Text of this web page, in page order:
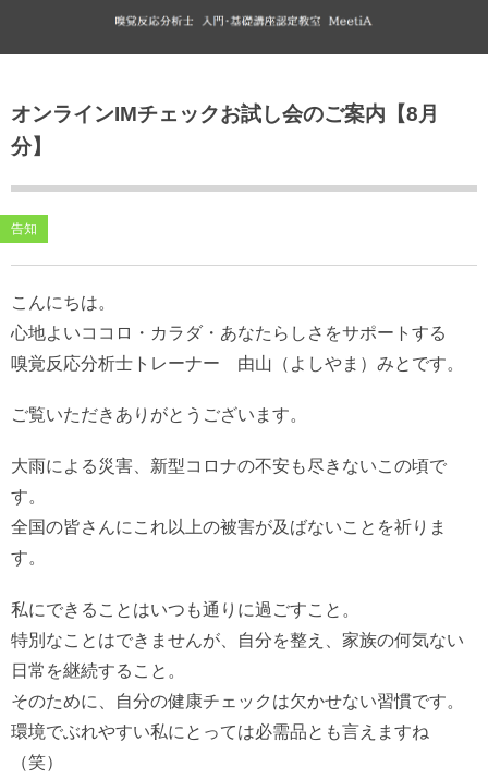
オンラインIMチェックお試し会のご案内【8月
分】
告知
こんにちは。
心地よいココロ・カラダ・あなたらしさをサポートする
嗅覚反応分析士トレーナー 由山（よしやま）みとです。
ご覧いただきありがとうございます。
大雨による災害、新型コロナの不安も尽きないこの頃で
す。
全国の皆さんにこれ以上の被害が及ばないことを祈りま
す。
私にできることはいつも通りに過ごすこと。
特別なことはできませんが、自分を整え、家族の何気ない
日常を継続すること。
そのために、自分の健康チェックは欠かせない習慣です。
環境でぶれやすい私にとっては必需品とも言えますね
（笑）
Amebaブログ（外部リンク）